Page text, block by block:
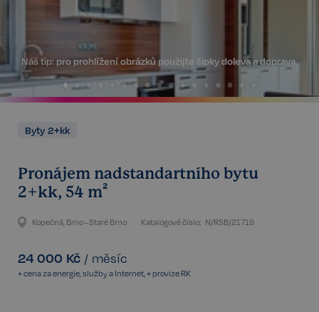
Náš tip: pro prohlížení obrázků použijte šipky doleva a doprava.
Byty 2+kk
Pronájem nadstandartního bytu
2+kk, 54 m²
Kopečná, Brno - Staré Brno Katalogové číslo: N/RSB/21719
24 000 Kč / měsíc
+ cena za energie, služby a Internet, + provize RK